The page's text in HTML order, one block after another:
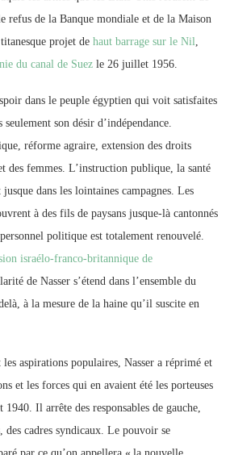
de la Banque mondiale et de la Maison
projet de haut barrage sur le Nil,
du canal de Suez le 26 juillet 1956.
dans le peuple égyptien qui voit satisfaites
seulement son désir d’indépendance.
réforme agraire, extension des droits
des femmes. L’instruction publique, la santé
dans les lointaines campagnes. Les
à des fils de paysans jusque-là cantonnés
politique est totalement renouvelé.
israélo-franco-britannique de
de Nasser s’étend dans l’ensemble du
à la mesure de la haine qu’il suscite en
aspirations populaires, Nasser a réprimé et
et les forces qui en avaient été les porteuses
1940. Il arrête des responsables de gauche,
des cadres syndicaux. Le pouvoir se